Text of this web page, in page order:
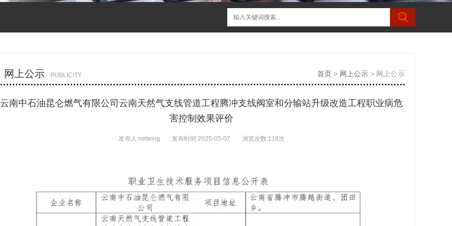
网上公示 PUBLICITY 首页 > 网上公示 > 网上公示
云南中石油昆仑燃气有限公司云南天然气支线管道工程腾冲支线阀室和分输站升级改造工程职业病危
害控制效果评价
发布人:netwing 发布时间:2025-05-07 浏览次数:118次